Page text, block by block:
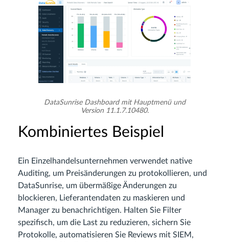
DataSunrise Dashboard mit Hauptmenü und
Version 11.1.7.10480.
Kombiniertes Beispiel
Ein Einzelhandelsunternehmen verwendet native
Auditing, um Preisänderungen zu protokollieren, und
DataSunrise, um übermäßige Änderungen zu
blockieren, Lieferantendaten zu maskieren und
Manager zu benachrichtigen. Halten Sie Filter
spezifisch, um die Last zu reduzieren, sichern Sie
Protokolle, automatisieren Sie Reviews mit SIEM,